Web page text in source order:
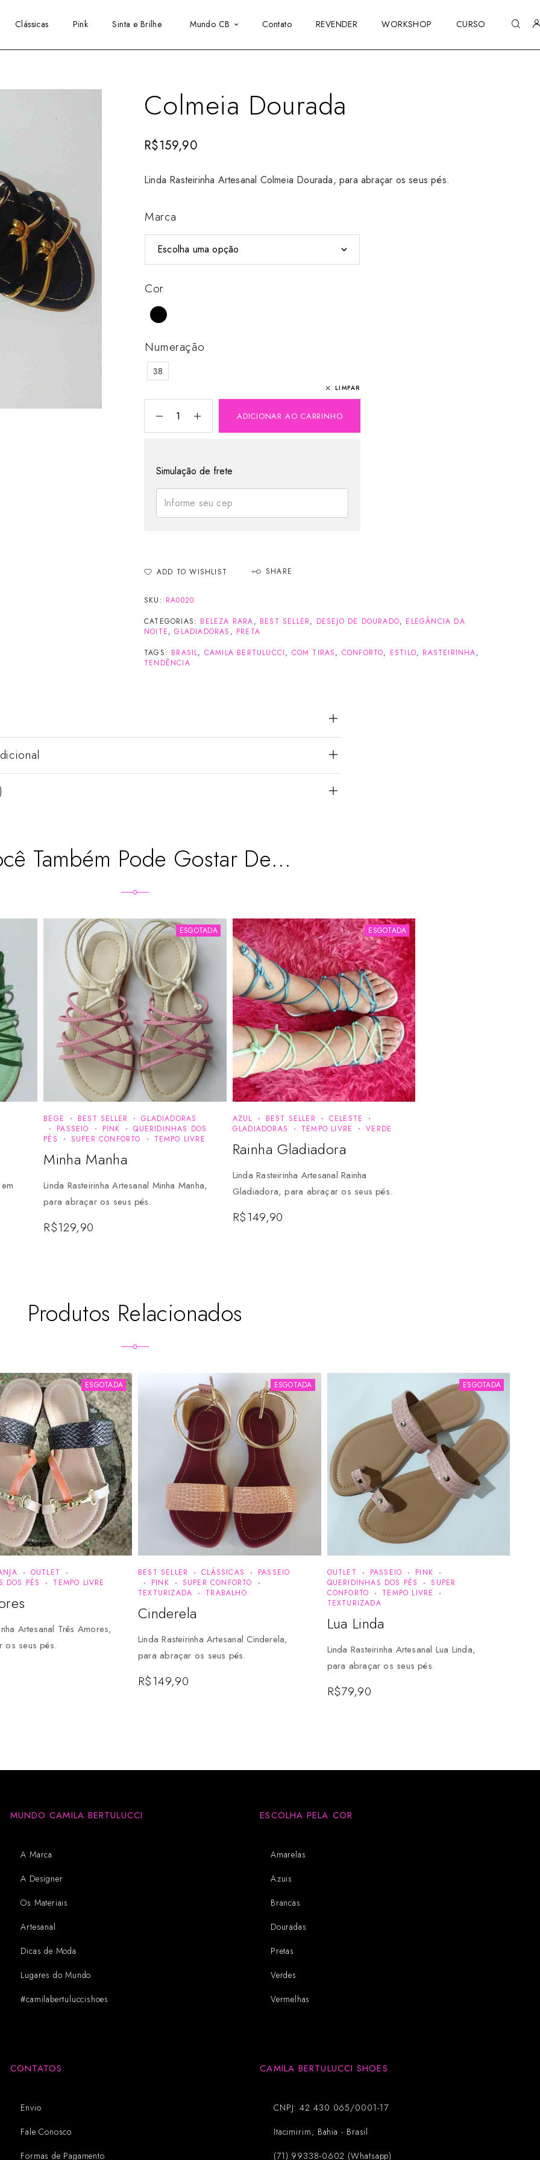
Clássicas Pink Sinta e Brilhe Mundo CB Contato REVENDER WORKSHOP CURSO
Colmeia Dourada
R$159,90
Linda Rasteirinha Artesanal Colmeia Dourada, para abraçar os seus pés.
Marca
Cor
Numeração
38
LIMPAR
ADICIONAR AO CARRINHO
Simulação de frete
ADD TO WISHLIST SHARE
SKU: RA0020
CATEGORIAS: BELEZA RARA, BEST SELLER, DESEJO DE DOURADO, ELEGÂNCIA DA
NOITE,GLADIADORAS , PRETA
TAGS: BRASIL, CAMILA BERTULUCCI, COM TIRAS, CONFORTO, ESTILO, RASTEIRINHA,
TENDÊNCIA
Também Pode Gostar De…
ESGOTADA
BEGE BEST SELLER
GLADIADORAS
PASSEIO
PINK
QUERIDINHAS DOS
PÉS
SUPER CONFORTO TEMPO LIVRE
Minha Manha
Linda Rasteirinha Artesanal Minha Manha,
para abraçar os seus pés.
R$129,90
ESGOTADA
AZUL BEST SELLER
CELESTE
GLADIADORAS
TEMPO LIVRE VERDE
Rainha Gladiadora
Linda Rasteirinha Artesanal Rainha
Gladiadora, para abraçar os seus pés.
R$149,90
Produtos Relacionados
ESGOTADA
OUTLET
DOS PÉS
TEMPO LIVRE
Artesanal Três Amores,
os seus pés.
ESGOTADA
BEST SELLER CLÁSSICAS
PASSEIO
PINK
SUPER CONFORTO
TEXTURIZADA
TRABALHO
Cinderela
Linda Rasteirinha Artesanal Cinderela,
para abraçar os seus pés.
R$149,90
ESGOTADA
OUTLET PASSEIO
PINK
QUERIDINHAS DOS PÉS
SUPER
CONFORTO
TEMPO LIVRE
TEXTURIZADA
Lua Linda
Linda Rasteirinha Artesanal Lua Linda,
para abraçar os seus pés.
R$79,90
MUNDO CAMILA BERTULUCCI
A Marca
A Designer
Os Materiais
Artesanal
Dicas de Moda
Lugares do Mundo
#camilabertuluccishoes
CONTATOS
Envio
Fale Conosco
Formas de Pagamento
ESCOLHA PELA COR
Amarelas
Azuis
Brancas
Douradas
Pretas
Verdes
Vermelhas
CAMILA BERTULUCCI SHOES
CNPJ: 42.430.065/0001-17
Itacimirim, Bahia - Brasil
(71) 99338-0602 (Whatsapp)